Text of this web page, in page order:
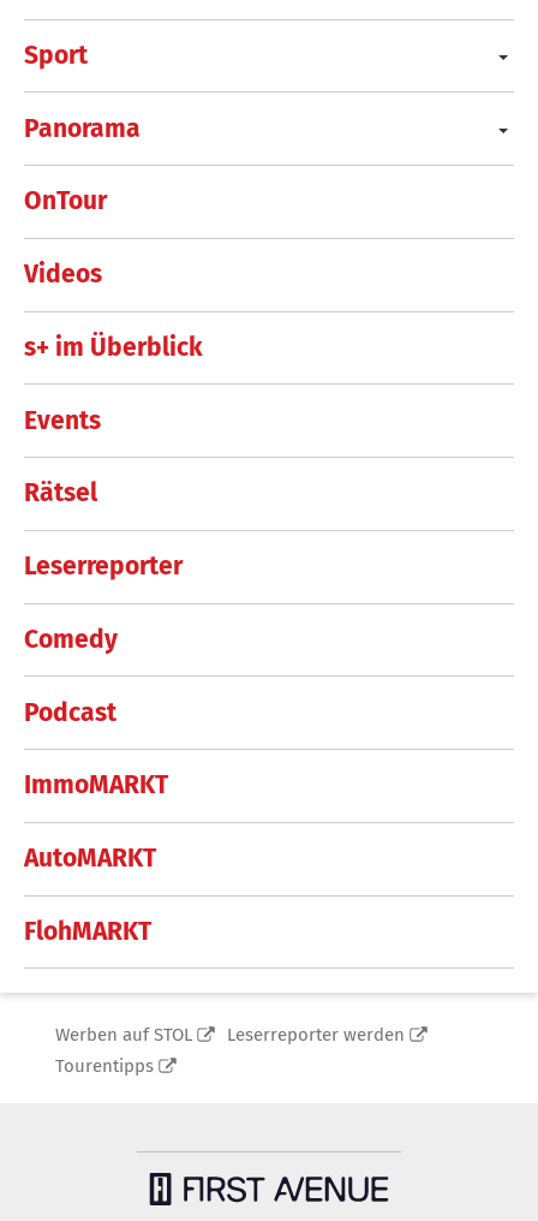
Sport
Panorama
OnTour
Videos
s+ im Überblick
Events
Rätsel
Leserreporter
Comedy
Podcast
ImmoMARKT
AutoMARKT
FlohMARKT
Werben auf STOL
Leserreporter werden
Tourentipps